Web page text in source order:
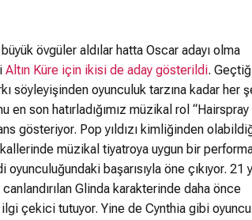
övgüler aldılar hatta Oscar adayı olma
Altın Küre için ikisi de aday gösterildi.
söyleyişinden oyunculuk tarzına kadar her
en son hatırladığımız müzikal rol “Hairspray
gösteriyor. Pop yıldızı kimliğinden
müzikal tiyatroya uygun bir
başarısıyla öne çıkıyor. 21
Glinda karakterinde daha önce
çekici tutuyor. Yine de Cynthia gibi